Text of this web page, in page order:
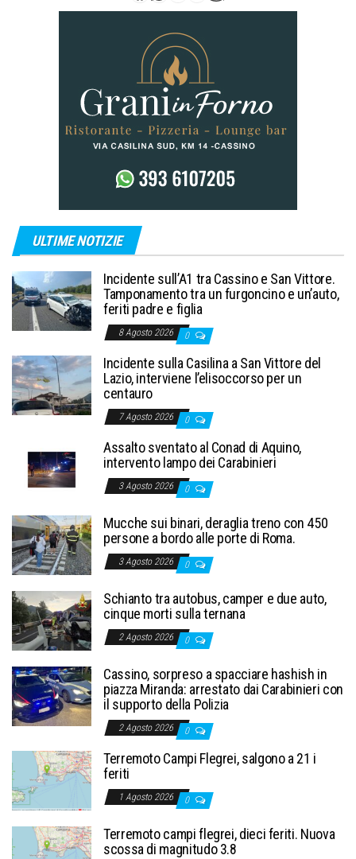
ULTIME NOTIZIE
Incidente sull’A1 tra Cassino e San Vittore.
Tamponamento tra un furgoncino e un’auto,
feriti padre e figlia
8 Agosto 2026 0
Incidente sulla Casilina a San Vittore del
Lazio, interviene l’elisoccorso per un
centauro
7 Agosto 2026 0
Assalto sventato al Conad di Aquino,
intervento lampo dei Carabinieri
3 Agosto 2026 0
Mucche sui binari, deraglia treno con 450
persone a bordo alle porte di Roma.
3 Agosto 2026 0
Schianto tra autobus, camper e due auto,
cinque morti sulla ternana
2 Agosto 2026 0
Cassino, sorpreso a spacciare hashish in
piazza Miranda: arrestato dai Carabinieri con
il supporto della Polizia
2 Agosto 2026 0
Terremoto Campi Flegrei, salgono a 21 i
feriti
1 Agosto 2026 0
Terremoto campi flegrei, dieci feriti. Nuova
scossa di magnitudo 3.8